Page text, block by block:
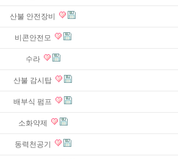
산불 안전장비
비콘안전모
수라
산불 감시탑
배부식 펌프
소화약제
동력천공기